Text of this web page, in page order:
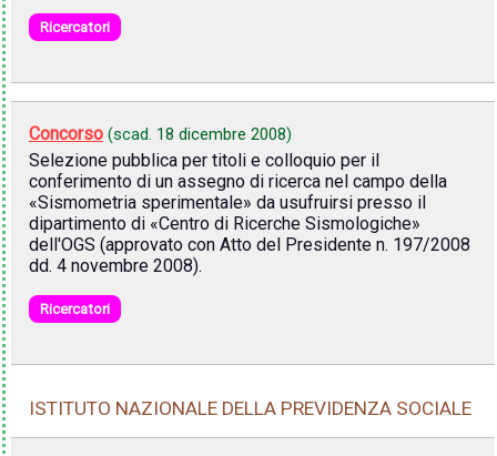
Ricercatori
Concorso (scad. 18 dicembre 2008)
Selezione pubblica per titoli e colloquio per il
conferimento di un assegno di ricerca nel campo della
«Sismometria sperimentale» da usufruirsi presso il
dipartimento di «Centro di Ricerche Sismologiche»
dell'OGS (approvato con Atto del Presidente n. 197/2008
dd. 4 novembre 2008).
Ricercatori
ISTITUTO NAZIONALE DELLA PREVIDENZA SOCIALE